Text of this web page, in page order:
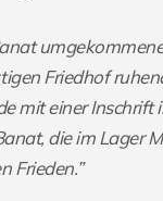
Friedhof
einer Inschrift
die im Lager
Frieden.”